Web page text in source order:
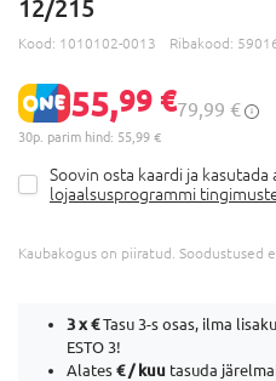
12/215
Kood: 1010102-0013 Ribakood:
55,99 €79,99 €
30p. parim hind: 55,99 €
Soovin osta kaardi ja
lojaalsusprogrammi
Kaubakogus on piiratud. Soodustused
3 x€Tasu 3-s osas, ilma
ESTO 3!
Alates € / kuu tasuda